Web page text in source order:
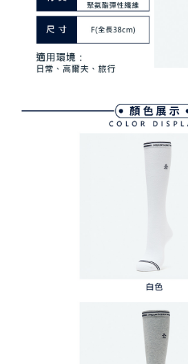
https://aftee.tw/terms/#terms3
３．未成年的使用者請事先徵得法定代理人或
「AFTEE先享後付」，若未經同意申辦者引起
４．使用「AFTEE先享後付」時，將依據個別
時審查核予不同之上限額度；若仍有額度不足
恩沛科技股份有限公司將有權停止該用戶之使
免運費
離島宅配